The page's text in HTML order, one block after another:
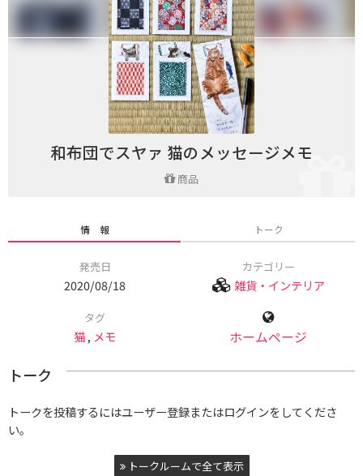
和布団でスヤァ 猫のメッセージメモ
商品
情 報 トーク
発売日
2020/08/18
カテゴリー
雑貨・インテリア
タグ
猫, メモ ホームページ
トーク
トークを投稿するにはユーザー登録またはログインをしてくださ
い。
トークルームで全て表示